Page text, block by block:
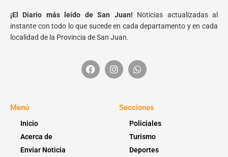
¡El Diario más leído de San Juan! Noticias actualizadas al
instante con todo lo que sucede en cada departamento y en cada
localidad de la Provincia de San Juan.
Menú
Inicio
Acerca de
Enviar Noticia
Secciones
Policiales
Turismo
Deportes